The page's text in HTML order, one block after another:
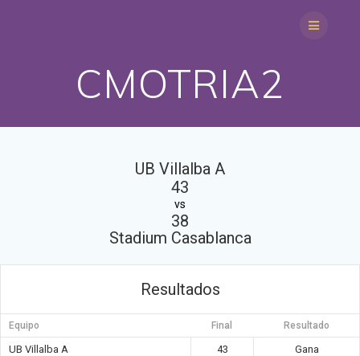
CMOTRIA2
UB Villalba A
43
vs
38
Stadium Casablanca
Resultados
Equipo Final Resultado
UB Villalba A 43
Gana